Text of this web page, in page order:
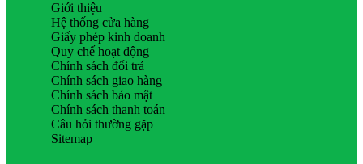
Giới thiệu
Hệ thống cửa hàng
Giấy phép kinh doanh
Quy chế hoạt động
Chính sách đổi trả
Chính sách giao hàng
Chính sách bảo mật
Chính sách thanh toán
Câu hỏi thường gặp
Sitemap